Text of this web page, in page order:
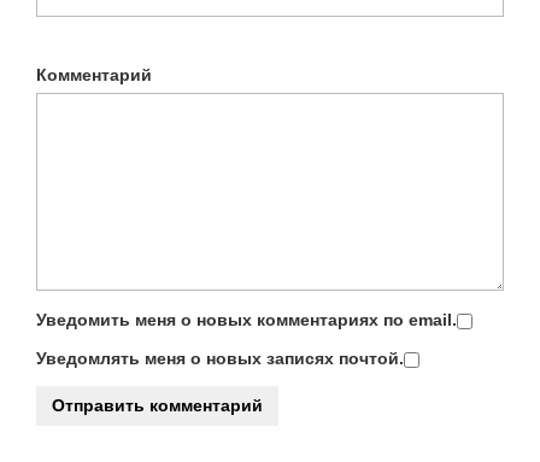
Комментарий
Уведомить меня о новых комментариях по email.
Уведомлять меня о новых записях почтой.